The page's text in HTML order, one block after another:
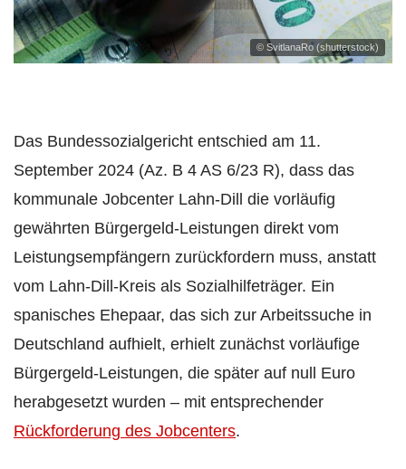
© SvitlanaRo (shutterstock)
Das Bundessozialgericht entschied am 11.
September 2024 (Az. B 4 AS 6/23 R), dass das
kommunale Jobcenter Lahn-Dill die vorläufig
gewährten Bürgergeld-Leistungen direkt vom
Leistungsempfängern zurückfordern muss, anstatt
vom Lahn-Dill-Kreis als Sozialhilfeträger. Ein
spanisches Ehepaar, das sich zur Arbeitssuche in
Deutschland aufhielt, erhielt zunächst vorläufige
Bürgergeld-Leistungen, die später auf null Euro
herabgesetzt wurden – mit entsprechender
Rückforderung des Jobcenters.